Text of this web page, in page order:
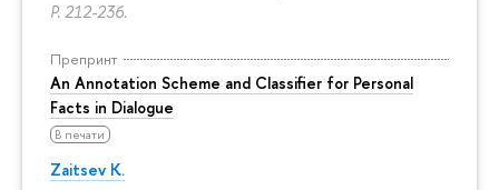
P. 212-236.
Препринт
An Annotation Scheme and Classifier for Personal
Facts in Dialogue
В печати
Zaitsev K.